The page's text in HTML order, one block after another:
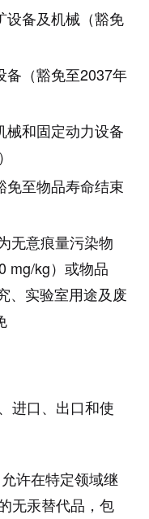
设备及机械（豁免
备（豁免至2037年
械和固定动力设备
免至物品寿命结束
无意痕量污染物
mg/kg）或物品
、实验室用途及废
进口、出口和使
许在特定领域继
无汞替代品，包